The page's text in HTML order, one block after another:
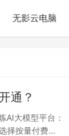
无影云电脑
通？
AI大模型平台：
择按量付费…